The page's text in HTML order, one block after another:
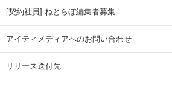
[契約社員] ねとらぼ編集者募集
アイティメディアへのお問い合わせ
リリース送付先